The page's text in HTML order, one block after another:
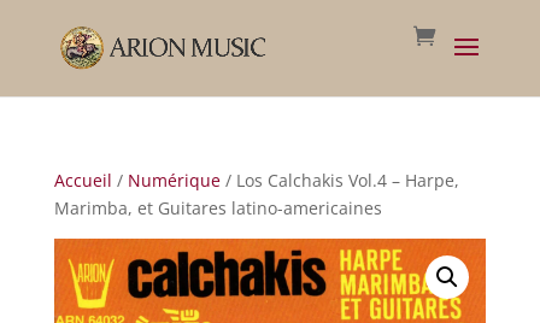
Accueil / Numérique/ Los Calchakis Vol.4 – Harpe,
Marimba, et Guitares latino-americaines